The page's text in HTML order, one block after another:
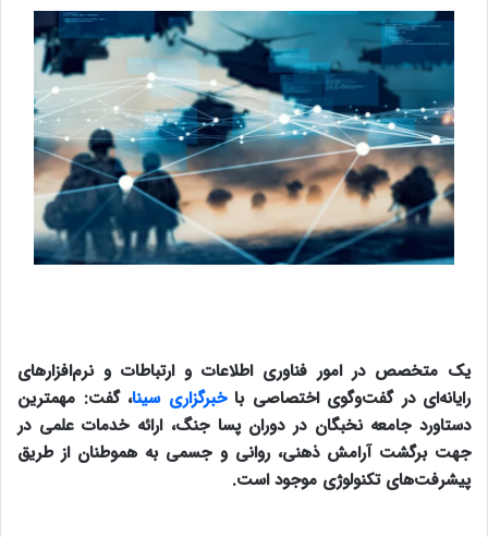
یک متخصص در امور فناوری اطلاعات و ارتباطات و نرم‌افزارهای
رایانه‌ای در گفت‌‎و‌گوی اختصاصی با
خبرگزاری سینا، گفت: مهمترین
دستاورد جامعه نخبگان در دوران پسا جنگ، ارائه خدمات علمی در
جهت برگشت آرامش ذهنی، روانی و جسمی به هموطنان از طریق
پیشرفت‌های تکنولوژی موجود است.